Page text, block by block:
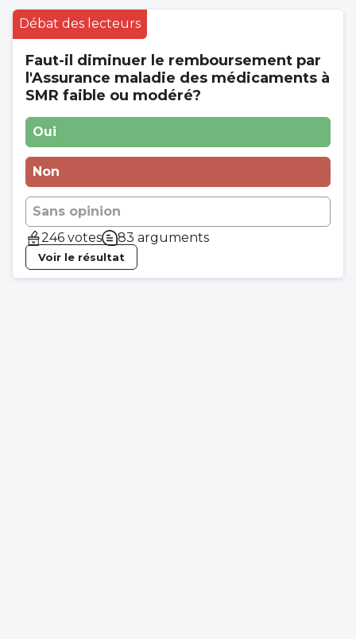
de la sécu. Fatome est-il l'en arque qui a
suggéré cette suppression du DPC ?
Débat des lecteurs
Faut-il diminuer le remboursement par
l'Assurance maladie des médicaments à
SMR faible ou modéré?
Oui
Non
Sans opinion
246 votes
83 arguments
Voir le résultat